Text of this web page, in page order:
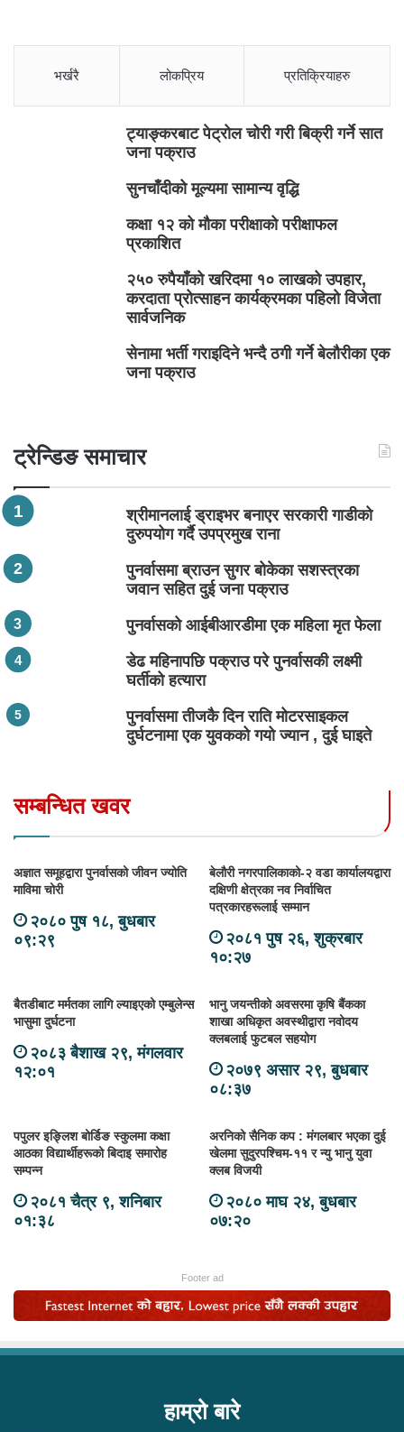
भर्खरै लोकप्रिय प्रतिक्रियाहरु
ट्याङ्करबाट पेट्रोल चोरी गरी बिक्री गर्ने सात
जना पक्राउ
सुनचाँदीको मूल्यमा सामान्य वृद्धि
कक्षा १२ को मौका परीक्षाको परीक्षाफल
प्रकाशित
२५० रुपैयाँको खरिदमा १० लाखको उपहार,
करदाता प्रोत्साहन कार्यक्रमका पहिलो विजेता
सार्वजनिक
सेनामा भर्ती गराइदिने भन्दै ठगी गर्ने बेलौरीका एक
जना पक्राउ
ट्रेन्डिङ समाचार
श्रीमानलाई ड्राइभर बनाएर सरकारी गाडीको
दुरुपयोग गर्दै उपप्रमुख राना
पुनर्वासमा ब्राउन सुगर बोकेका सशस्त्रका
जवान सहित दुई जना पक्राउ
पुनर्वासको आईबीआरडीमा एक महिला मृत फेला
डेढ महिनापछि पक्राउ परे पुनर्वासकी लक्ष्मी
घर्तीको हत्यारा
पुनर्वासमा तीजकै दिन राति मोटरसाइकल
दुर्घटनामा एक युवकको गयो ज्यान , दुई घाइते
सम्बन्धित खवर
अज्ञात समूहद्वारा पुनर्वासको जीवन ज्योति
माविमा चोरी
२०८० पुष १८, बुधबार
०९:२९
बेलौरी नगरपालिकाको-२ वडा कार्यालयद्वारा
दक्षिणी क्षेत्रका नव निर्वाचित
पत्रकारहरूलाई सम्मान
२०८१ पुष २६, शुक्रबार
१०:२७
बैतडीबाट मर्मतका लागि ल्याइएको एम्बुलेन्स
भासुमा दुर्घटना
२०८३ बैशाख २९, मंगलवार
१२:०१
भानु जयन्तीको अवसरमा कृषि बैंकका
शाखा अधिकृत अवस्थीद्वारा नवोदय
क्लबलाई फुटबल सहयोग
२०७९ असार २९, बुधबार
०८:३७
पपुलर इङ्लिश बोर्डिङ स्कुलमा कक्षा
आठका विद्यार्थीहरूको बिदाइ समारोह
सम्पन्न
२०८१ चैत्र ९, शनिबार
०१:३८
अरनिको सैनिक कप : मंगलबार भएका दुई
खेलमा सुदुरपश्चिम-११ र न्यु भानु युवा
क्लब विजयी
२०८० माघ २४, बुधबार
०७:२०
Footer ad
हाम्रो बारे